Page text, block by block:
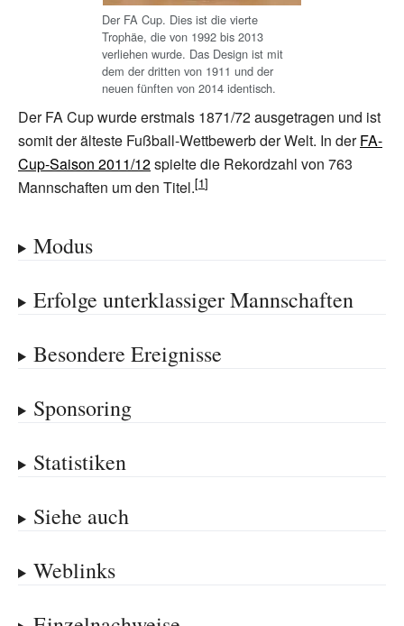
Der FA Cup. Dies ist die vierte
Trophäe, die von 1992 bis 2013
verliehen wurde. Das Design ist mit
dem der dritten von 1911 und der
neuen fünften von 2014 identisch.
Der FA Cup wurde erstmals 1871/72 ausgetragen und ist
somit der älteste Fußball-Wettbewerb der Welt. In derFA-
Cup-Saison 2011/12spielte die Rekordzahl von 763
Mannschaften um den Titel.
Modus
Erfolge unterklassiger Mannschaften
Besondere Ereignisse
Sponsoring
Statistiken
Siehe auch
Weblinks